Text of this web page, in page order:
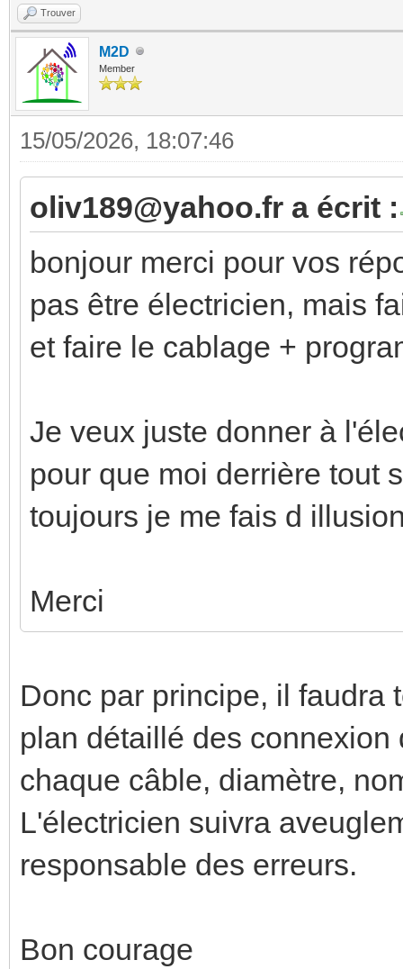
Trouver
M2D
Member
15/05/2026, 18:07:46
oliv189@yahoo.fr a écrit :
bonjour merci pour vos
pas être électricien, mais
et faire le cablage +
Je veux juste donner à
pour que moi derrière tout
toujours je me fais d
Merci
Donc par principe, il faudra
plan détaillé des
chaque câble, diamètre,
L'électricien suivra
responsable des erreurs.
Bon courage